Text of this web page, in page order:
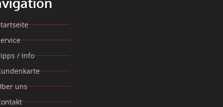
/ Info
uns